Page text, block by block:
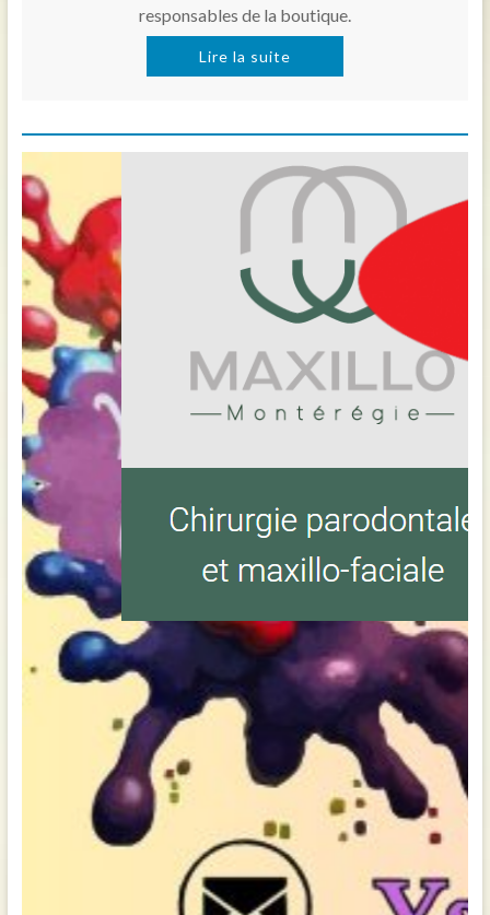
responsables de la boutique.
Lire la suite